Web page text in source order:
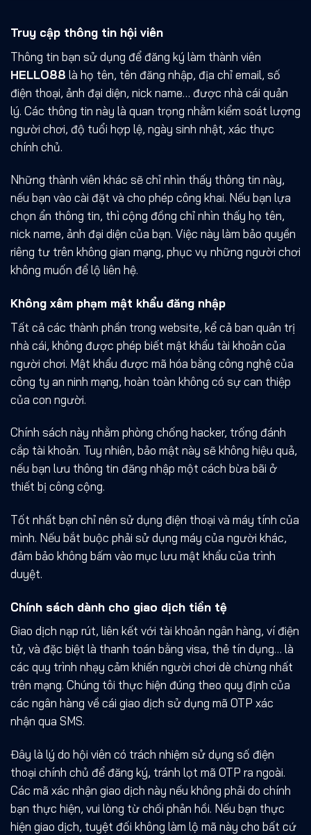
Truy cập thông tin hội viên
Thông tin bạn sử dụng để đăng ký làm thành viên
HELLO88 là họ tên, tên đăng nhập, địa chỉ email, số
điện thoại, ảnh đại diện, nick name… được nhà cái quản
lý. Các thông tin này là quan trọng nhằm kiểm soát lượng
người chơi, độ tuổi hợp lệ, ngày sinh nhật, xác thực
chính chủ.
Những thành viên khác sẽ chỉ nhìn thấy thông tin này,
nếu bạn vào cài đặt và cho phép công khai. Nếu bạn lựa
chọn ẩn thông tin, thì cộng đồng chỉ nhìn thấy họ tên,
nick name, ảnh đại diện của bạn. Việc này làm bảo quyền
riêng tư trên không gian mạng, phục vụ những người chơi
không muốn để lộ liên hệ.
Không xâm phạm mật khẩu đăng nhập
Tất cả các thành phần trong website, kể cả ban quản trị
nhà cái, không được phép biết mật khẩu tài khoản của
người chơi. Mật khẩu được mã hóa bằng công nghệ của
công ty an ninh mạng, hoàn toàn không có sự can thiệp
của con người.
Chính sách này nhằm phòng chống hacker, trống đánh
cắp tài khoản. Tuy nhiên, bảo mật này sẽ không hiệu quả,
nếu bạn lưu thông tin đăng nhập một cách bừa bãi ở
thiết bị công cộng.
Tốt nhất bạn chỉ nên sử dụng điện thoại và máy tính của
mình. Nếu bắt buộc phải sử dụng máy của người khác,
đảm bảo không bấm vào mục lưu mật khẩu của trình
duyệt.
Chính sách dành cho giao dịch tiền tệ
Giao dịch nạp rút, liên kết với tài khoản ngân hàng, ví điện
tử, và đặc biệt là thanh toán bằng visa, thẻ tín dụng… là
các quy trình nhạy cảm khiến người chơi dè chừng nhất
trên mạng. Chúng tôi thực hiện đúng theo quy định của
các ngân hàng về cái giao dịch sử dụng mã OTP xác
nhận qua SMS.
Đây là lý do hội viên có trách nhiệm sử dụng số điện
thoại chính chủ để đăng ký, tránh lọt mã OTP ra ngoài.
Các mã xác nhận giao dịch này nếu không phải do chính
bạn thực hiện, vui lòng từ chối phản hồi. Nếu bạn thực
hiện giao dịch, tuyệt đối không làm lộ mã này cho bất cứ